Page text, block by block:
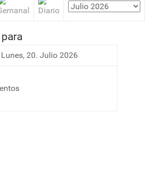
Lunes, 20. Julio 2026